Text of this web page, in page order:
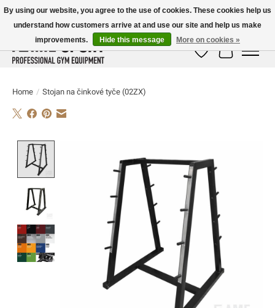
E-MAIL:info@flame-sport.deTEL.: +49 1525 9705 011
Wish ListCart
Home / Stojan na činkové tyče (02ZX)
By using our website, you agree to the use of cookies. These cookies help us
understand how customers arrive at and use our site and help us make
improvements.
Hide this message More on cookies »